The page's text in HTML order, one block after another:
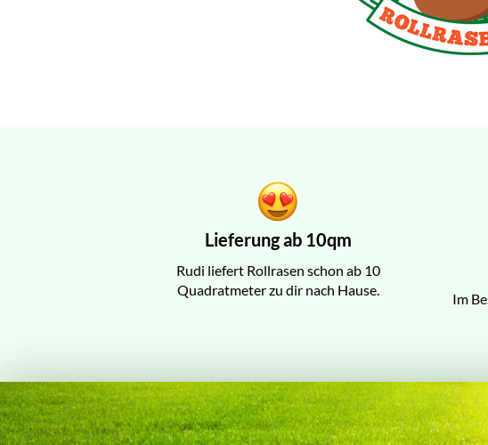
Lieferung ab 10qm
Rudi liefert Rollrasen schon ab 10
Quadratmeter zu dir nach Hause.
Im